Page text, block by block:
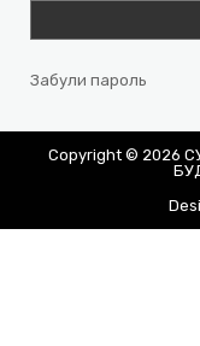
Забули пароль
Copyright © 2026